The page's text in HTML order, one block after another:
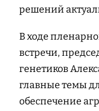
решений
В ходе
встречи,
генетиков
главные темы
обеспечение